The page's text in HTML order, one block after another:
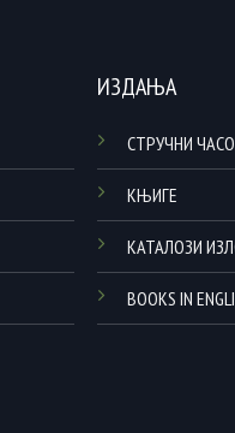
ИЗДАЊА
СТРУЧНИ
КЊИГЕ
КАТАЛОЗИ
BOOKS IN